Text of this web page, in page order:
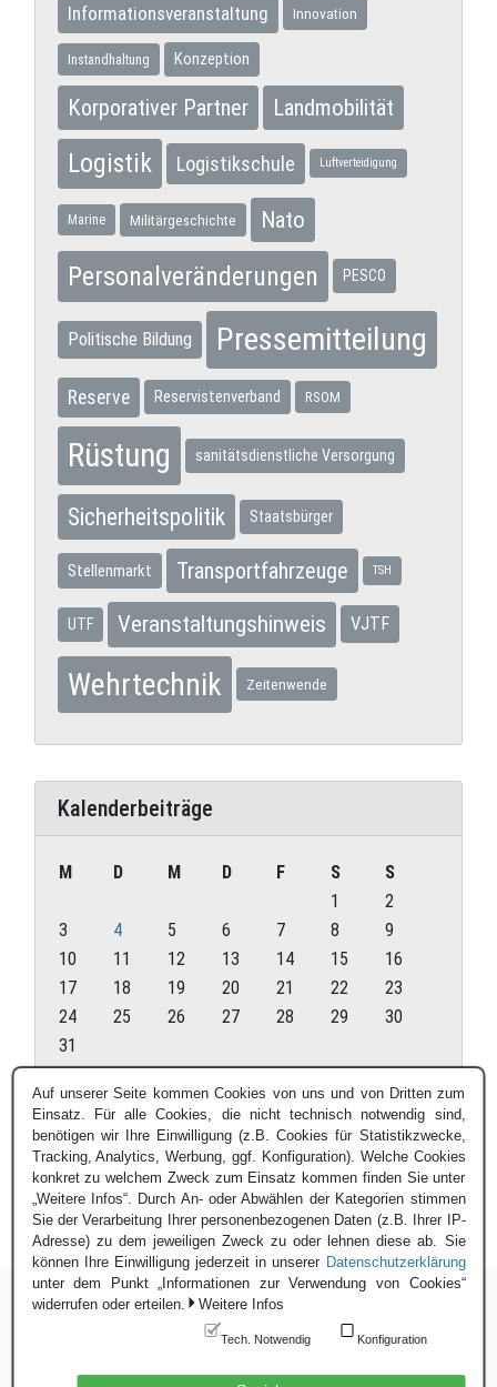
Informationsveranstaltung Innovation
Instandhaltung Konzeption
Korporativer Partner Landmobilität
Logistik Logistikschule Luftverteidigung
Marine Militärgeschichte Nato
Personalveränderungen PESCO
Politische Bildung Pressemitteilung
Reserve Reservistenverband RSOM
Rüstung sanitätsdienstliche Versorgung
Sicherheitspolitik Staatsbürger
Stellenmarkt Transportfahrzeuge TSH
UTF Veranstaltungshinweis VJTF
Wehrtechnik Zeitenwende
Kalenderbeiträge
August 2026
M D M D F S
S
1
2
3
4 5 6 7 8
9
10
11 12 13 14 15
16
17
18 19 20 21 22
23
24
25 26 27 28 29
30
31
« Juli
© Blauer Bund e.V. - 2026
Auf unserer Seite kommen Cookies von uns und von Dritten zum
Einsatz. Für alle Cookies, die nicht technisch notwendig sind,
benötigen wir Ihre Einwilligung (z.B. Cookies für Statistikzwecke,
Tracking, Analytics, Werbung, ggf. Konfiguration). Welche Cookies
konkret zu welchem Zweck zum Einsatz kommen finden Sie unter
„Weitere Infos“. Durch An- oder Abwählen der Kategorien stimmen
Sie der Verarbeitung Ihrer personenbezogenen Daten (z.B. Ihrer IP-
Adresse) zu dem jeweiligen Zweck zu oder lehnen diese ab. Sie
können Ihre Einwilligung jederzeit in unserer Datenschutzerklärung
unter dem Punkt „Informationen zur Verwendung von Cookies“
widerrufen oder erteilen.
Weitere Infos
Tech. Notwendig Konfiguration